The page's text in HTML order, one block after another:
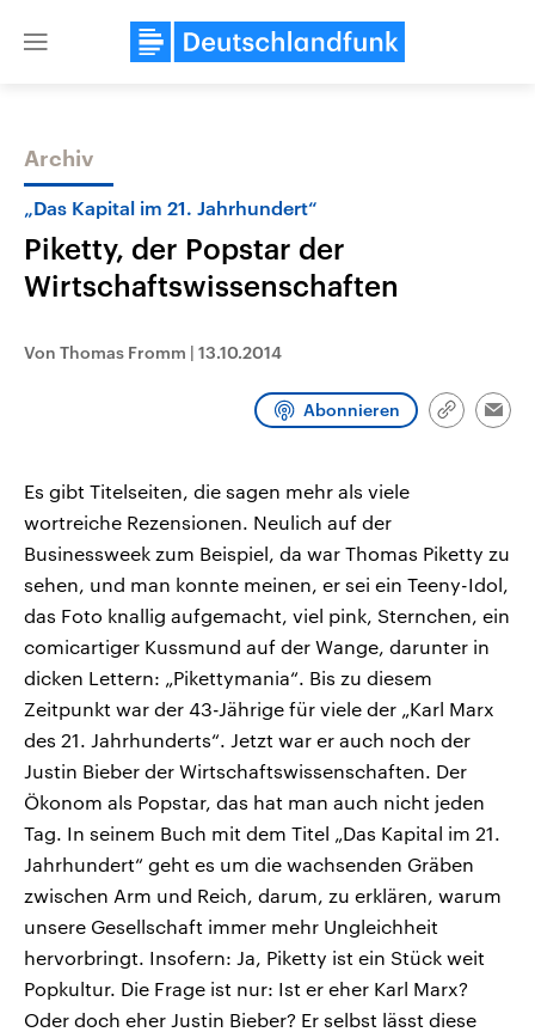
Close
Themen
Landtagswahl Sachsen-Anhalt
September 2026 einen neuen
Landtag. Seit 2021 wird das
Bundesland von einer Koalition aus
CDU, SPD und FDP regiert.-
Wahlprogramme, aktuelle Berichte
und Hintergründe zu den Parteien
und Kandidaten der anstehenden
Wahl.
USA
gehören die Vereinigten
den mächtigsten Ländern
mit großem Einfluss auf
aktuelle Weltgeschehen.
Sendungen Programm Podcasts
Archiv
„Das Kapital im 21. Jahrhundert“
Piketty, der Popstar der
Wirtschaftswissenschaften
Von Thomas Fromm | 13.10.2014
Abonnieren
Link
Es gibt Titelseiten, die sagen mehr als viele
wortreiche Rezensionen. Neulich auf der
Businessweek zum Beispiel, da war Thomas Piketty zu
sehen, und man konnte meinen, er sei ein Teeny-Idol,
das Foto knallig aufgemacht, viel pink, Sternchen, ein
comicartiger Kussmund auf der Wange, darunter in
dicken Lettern: „Pikettymania“. Bis zu diesem
Zeitpunkt war der 43-Jährige für viele der „Karl Marx
des 21. Jahrhunderts“. Jetzt war er auch noch der
Justin Bieber der Wirtschaftswissenschaften. Der
Ökonom als Popstar, das hat man auch nicht jeden
Tag. In seinem Buch mit dem Titel „Das Kapital im 21.
Jahrhundert“ geht es um die wachsenden Gräben
zwischen Arm und Reich, darum, zu erklären, warum
unsere Gesellschaft immer mehr Ungleichheit
hervorbringt. Insofern: Ja, Piketty ist ein Stück weit
Popkultur. Die Frage ist nur: Ist er eher Karl Marx?
Oder doch eher Justin Bieber? Er selbst lässt diese